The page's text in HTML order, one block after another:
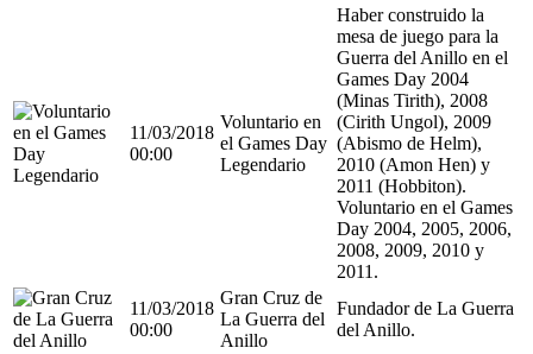
11/03/2018
00:00
Voluntario en
el Games Day
Legendario
Haber construido la
mesa de juego para la
Guerra del Anillo en el
Games Day 2004
(Minas Tirith), 2008
(Cirith Ungol), 2009
(Abismo de Helm),
2010 (Amon Hen) y
2011 (Hobbiton).
Voluntario en el Games
Day 2004, 2005, 2006,
2008, 2009, 2010 y
2011.
11/03/2018
00:00
Gran Cruz de
La Guerra del
Anillo
Fundador de La Guerra
del Anillo.